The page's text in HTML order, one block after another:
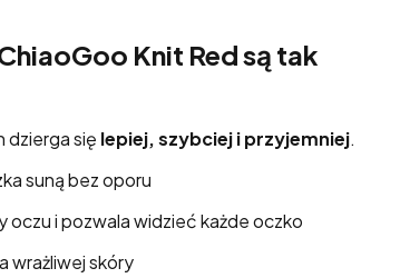
Knit Red są tak
się lepiej, szybciej i przyjemniej.
suną bez oporu
i pozwala widzieć każde oczko
wrażliwej skóry